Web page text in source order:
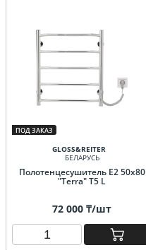
ПОД ЗАКАЗ
GLOSS&REITER
БЕЛАРУСЬ
Полотенцесушитель E2 50x80
"Terra" T5 L
72 000 ₸/шт